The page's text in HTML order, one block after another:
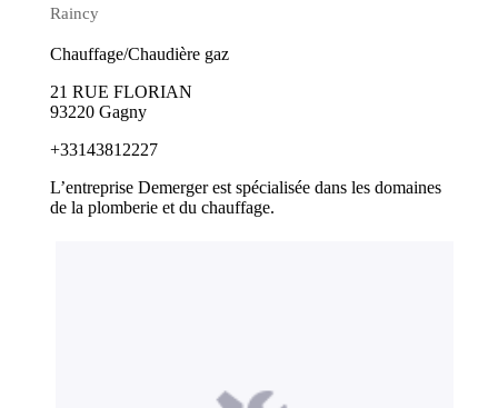
Raincy
Chauffage/Chaudière gaz
21 RUE FLORIAN
93220 Gagny
+33143812227
L’entreprise Demerger est spécialisée dans les domaines
de la plomberie et du chauffage.